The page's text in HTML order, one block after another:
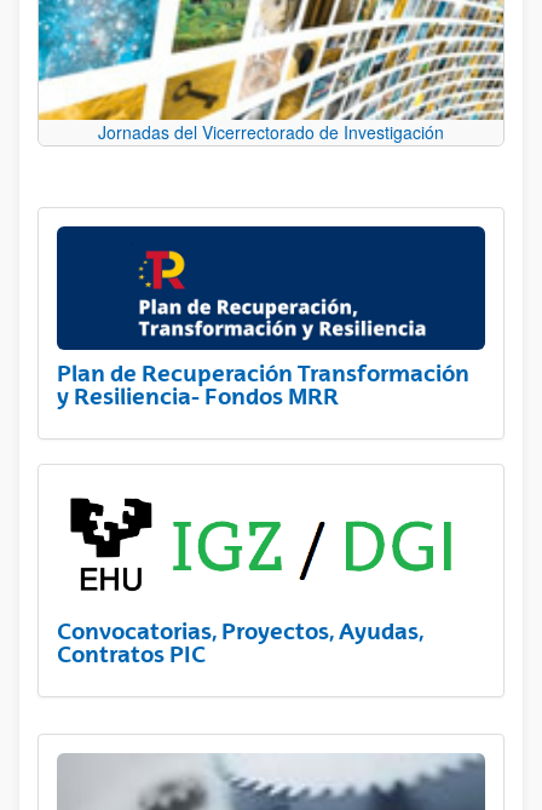
Jornadas del Vicerrectorado de Investigación
Plan de Recuperación Transformación
y Resiliencia- Fondos MRR
Convocatorias, Proyectos, Ayudas,
Contratos PIC